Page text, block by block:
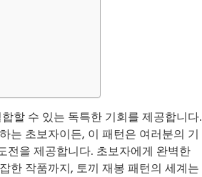
할 수 있는 독특한 기회를 제공합니다.
는 초보자이든, 이 패턴은 여러분의 기
전을 제공합니다. 초보자에게 완벽한
한 작품까지, 토끼 재봉 패턴의 세계는